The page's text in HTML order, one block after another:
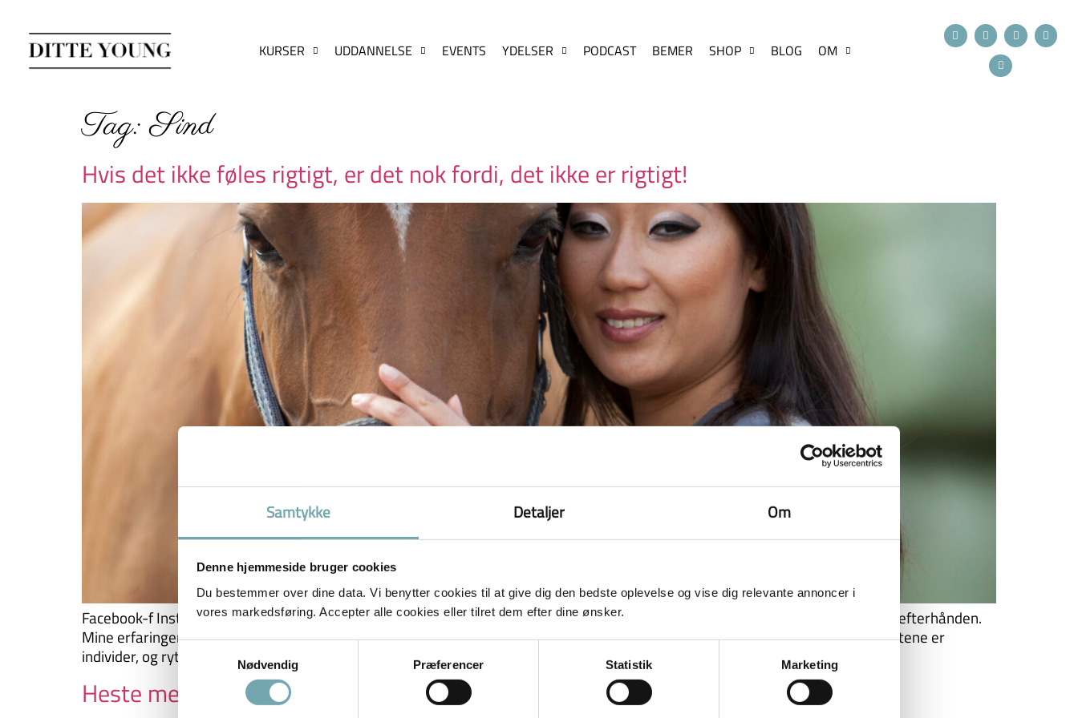
Samtykke Detaljer Om
Denne hjemmeside bruger cookies
Du bestemmer over dine data. Vi benytter cookies til at give dig den bedste oplevelse og vise dig relevante annoncer i
vores markedsføring. Accepter alle cookies eller tilret dem efter dine ønsker.
Nødvendig
Præferencer Statistik Marketing
KURSER UDDANNELSE EVENTS YDELSER PODCAST BEMER SHOP BLOG OM
Tag:Sind
Hvis det ikke føles rigtigt, er det nok fordi, det ikke er rigtigt!
Facebook-f Instagram Youtube Cart-arrow-down af Ditte Young · 23. april 2016 Jeg er ikke ridepige selv. Det ved de fleste af jer efterhånden.
Mine erfaringer bygger på, hvad hestene har vist mig igen og igen. Og jeg bliver ved med at se et mønster i det hele, selvom hestene er
individer, og rytterne også er det. […]
Heste med “det gode sind” – og hvem kigger på så rytterens?